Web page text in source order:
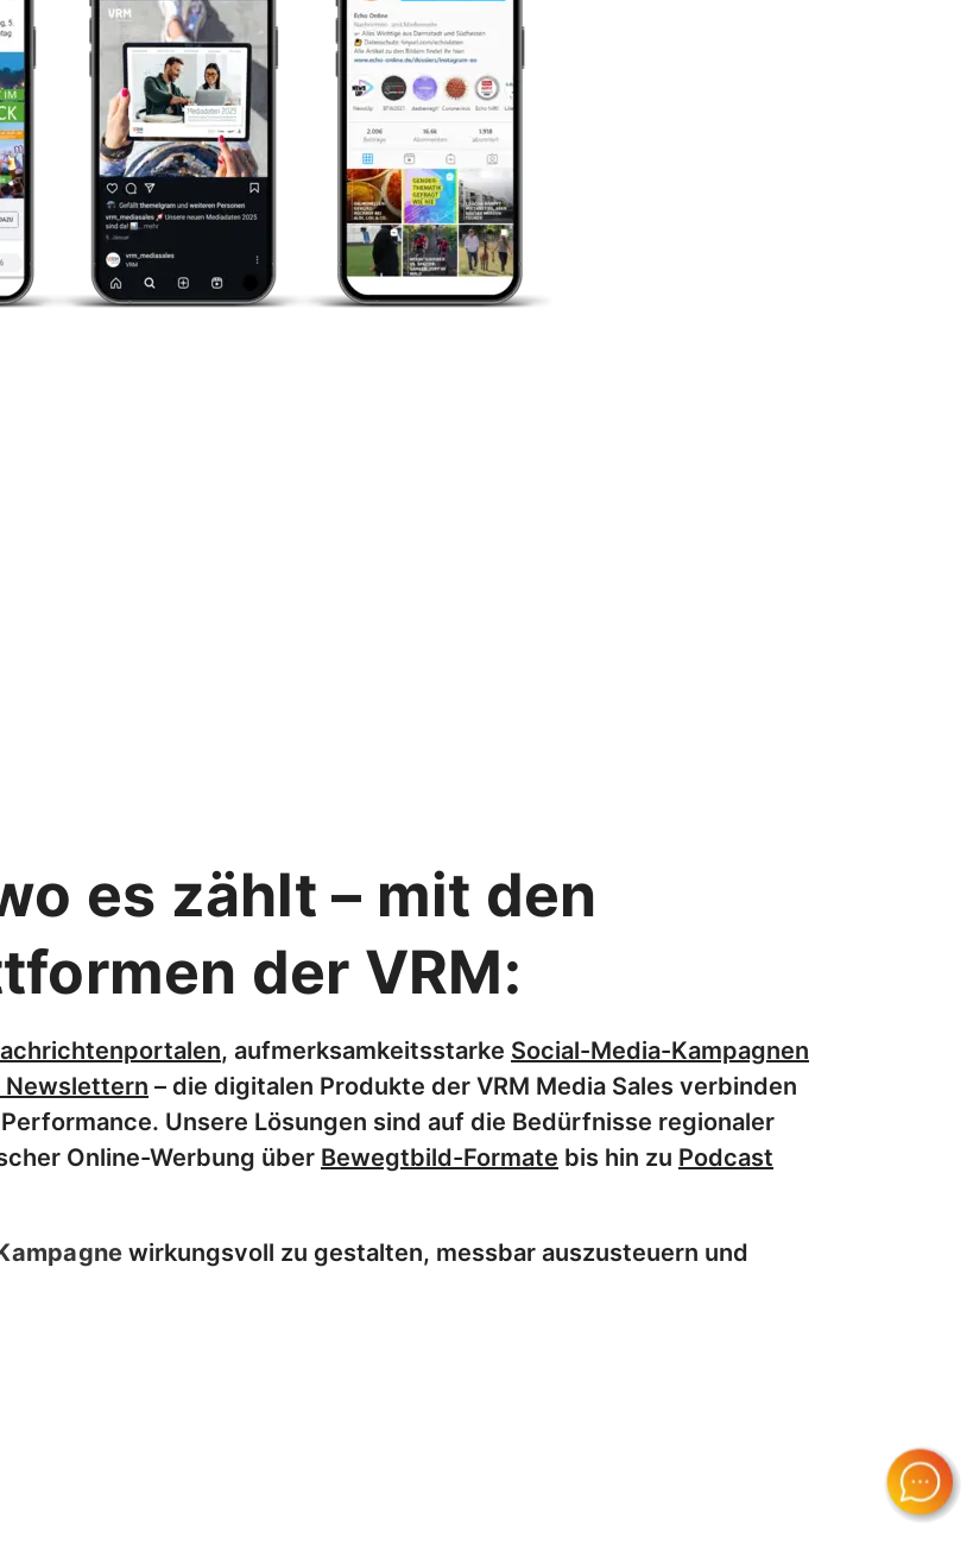
es zählt – mit den
der VRM:
, aufmerksamkeitsstarke Social-Media-Kampagnen
Newslettern – die digitalen Produkte der VRM Media Sales verbinden
Unsere Lösungen sind auf die Bedürfnisse regionaler
Online-Werbung über Bewegtbild-Formate bis hin zu Podcast
wirkungsvoll zu gestalten, messbar auszusteuern und